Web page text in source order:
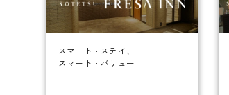
スマート・ステイ、
スマート・バリュー